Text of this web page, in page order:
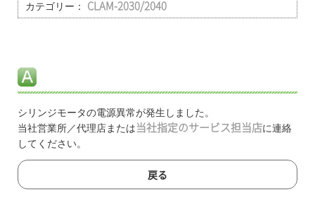
カテゴリー： CLAM-2030/2040
シリンジモータの電源異常が発生しました。
当社営業所／代理店または 当社指定のサービス担当店に連絡
してください。
戻る